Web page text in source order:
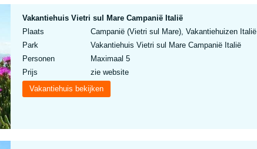
Vakantiehuis Vietri sul Mare Campanië Italië
Plaats
Campanië (Vietri sul Mare), Vakantiehuizen Italië
Park
Vakantiehuis Vietri sul Mare Campanië Italië
Personen
Maximaal 5
Prijs
zie website
Vakantiehuis bekijken